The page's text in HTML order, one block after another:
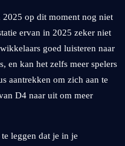
op dit moment nog niet
ervan in 2025 zeker niet
goed luisteren naar
en kan het zelfs meer spelers
aantrekken om zich aan te
D4 naar uit om meer
leggen dat je in je